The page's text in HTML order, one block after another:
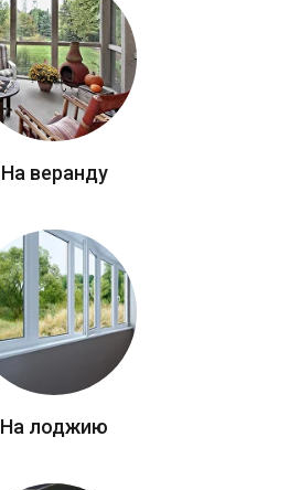
На веранду
На лоджию